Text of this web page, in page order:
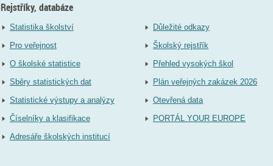
Rejstříky, databáze
Statistika školství
Pro veřejnost
O školské statistice
Sběry statistických dat
Statistické výstupy a analýzy
Číselníky a klasifikace
Adresáře školských institucí
Důležité odkazy
Školský rejstřík
Přehled vysokých škol
Plán veřejných zakázek 2026
Otevřená data
PORTÁL YOUR EUROPE